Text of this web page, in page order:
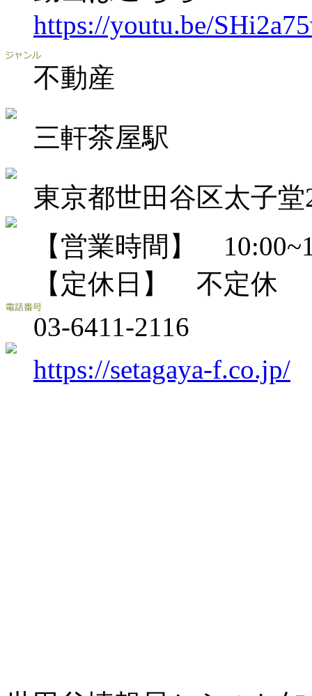
https://youtu.be/
不動産
三軒茶屋駅
東京都世田谷区太子堂
【営業時間】
【定休日】 不定休
03-6411-2116
https://setagaya-f.co.jp/